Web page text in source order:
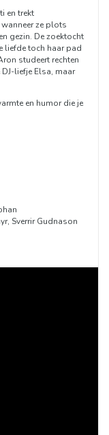
en trekt
ze plots
gezin. De zoektocht
liefde toch haar pad
studeert rechten
liefje Elsa, maar
en humor die je
Sverrir Gudnason